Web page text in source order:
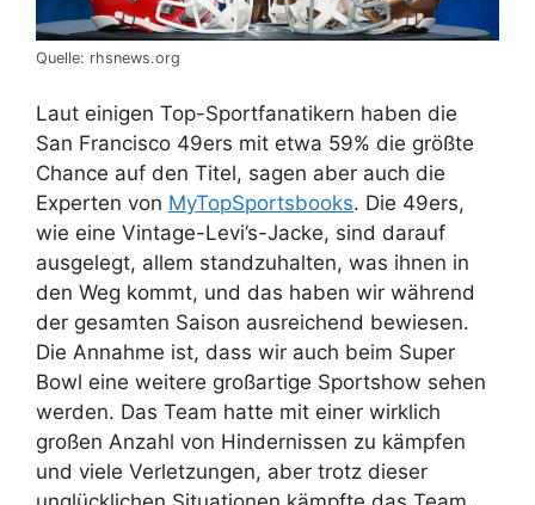
Quelle: rhsnews.org
Laut einigen Top-Sportfanatikern haben die
San Francisco 49ers mit etwa 59% die größte
Chance auf den Titel, sagen aber auch die
Experten von MyTopSportsbooks. Die 49ers,
wie eine Vintage-Levi’s-Jacke, sind darauf
ausgelegt, allem standzuhalten, was ihnen in
den Weg kommt, und das haben wir während
der gesamten Saison ausreichend bewiesen.
Die Annahme ist, dass wir auch beim Super
Bowl eine weitere großartige Sportshow sehen
werden. Das Team hatte mit einer wirklich
großen Anzahl von Hindernissen zu kämpfen
und viele Verletzungen, aber trotz dieser